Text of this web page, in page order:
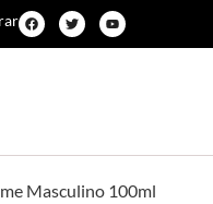
Masculino 100ml